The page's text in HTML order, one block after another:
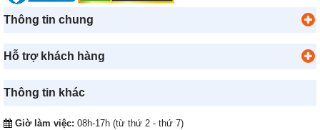
Thông tin chung
Hỗ trợ khách hàng
Thông tin khác
Giờ làm việc: 08h-17h (từ thứ 2 - thứ 7)